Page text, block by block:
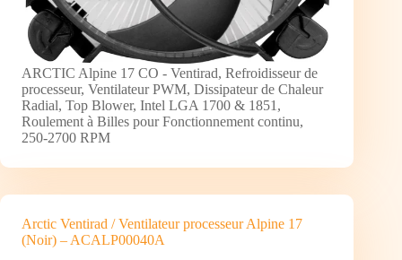
ARCTIC Alpine 17 CO - Ventirad, Refroidisseur de
processeur, Ventilateur PWM, Dissipateur de Chaleur
Radial, Top Blower, Intel LGA 1700 & 1851,
Roulement à Billes pour Fonctionnement continu,
250-2700 RPM
Arctic Ventirad / Ventilateur processeur Alpine 17
(Noir) – ACALP00040A